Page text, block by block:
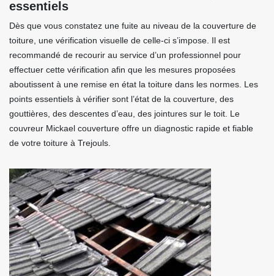
essentiels
Dès que vous constatez une fuite au niveau de la couverture de
toiture, une vérification visuelle de celle-ci s’impose. Il est
recommandé de recourir au service d’un professionnel pour
effectuer cette vérification afin que les mesures proposées
aboutissent à une remise en état la toiture dans les normes. Les
points essentiels à vérifier sont l’état de la couverture, des
gouttières, des descentes d’eau, des jointures sur le toit. Le
couvreur Mickael couverture offre un diagnostic rapide et fiable
de votre toiture à Trejouls.